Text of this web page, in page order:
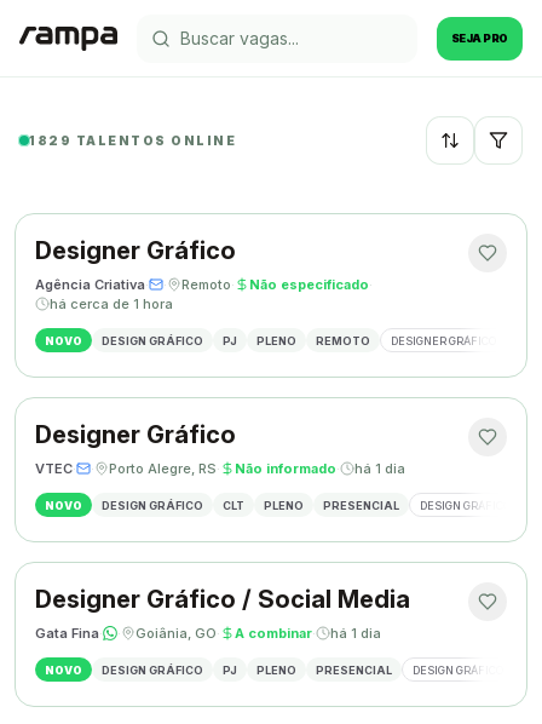
SEJA PRO
1829 TALENTOS ONLINE Recentes
Designer Gráfico
Agência Criativa· · Remoto· Não especificado·
há cerca de 1 hora
NOVO DESIGN GRÁFICO PJ PLENO REMOTO DESIGNER GRÁFICO
Designer Gráfico
VTEC· · Porto Alegre, RS· Não informado· há 1 dia
NOVO DESIGN GRÁFICO CLT PLENO PRESENCIAL DESIGN GRÁFICO
Designer Gráfico / Social Media
Gata Fina· · Goiânia, GO· A combinar· há 1 dia
NOVO DESIGN GRÁFICO PJ PLENO PRESENCIAL DESIGN GRÁFICO